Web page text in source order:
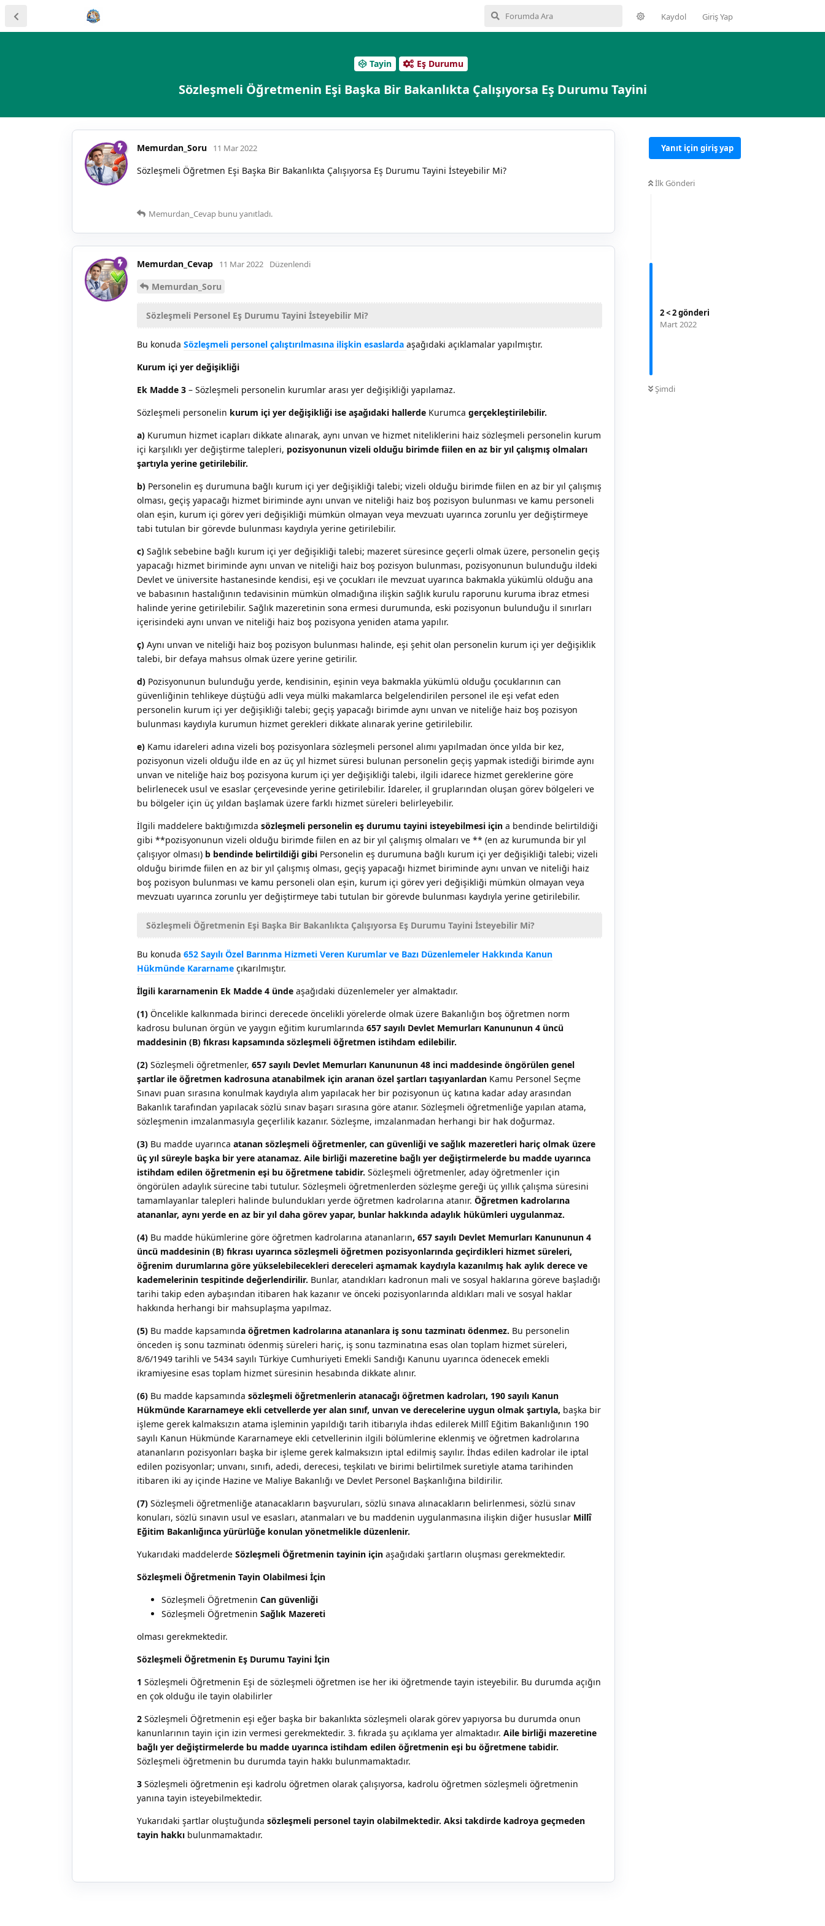
Kaydol Giriş Yap
Tayin Eş Durumu
Sözleşmeli Öğretmenin Eşi Başka Bir Bakanlıkta Çalışıyorsa Eş Durumu Tayini
Yanıt için giriş yap
İlk Gönderi
2<2gönderi
Mart 2022
Şimdi
Memurdan_Soru 11 Mar 2022
Sözleşmeli Öğretmen Eşi Başka Bir Bakanlıkta Çalışıyorsa Eş Durumu Tayini İsteyebilir Mi?
Memurdan_Cevap bunu yanıtladı.
Memurdan_Cevap 11 Mar 2022 Düzenlendi
Memurdan_Soru
Sözleşmeli Personel Eş Durumu Tayini İsteyebilir Mi?
Bu konuda Sözleşmeli personel çalıştırılmasına ilişkin esaslarda aşağıdaki açıklamalar yapılmıştır.
Kurum içi yer değişikliği
Ek Madde 3 – Sözleşmeli personelin kurumlar arası yer değişikliği yapılamaz.
Sözleşmeli personelin kurum içi yer değişikliği ise aşağıdaki hallerde Kurumca gerçekleştirilebilir.
a) Kurumun hizmet icapları dikkate alınarak, aynı unvan ve hizmet niteliklerini haiz sözleşmeli personelin kurum
içi karşılıklı yer değiştirme talepleri, pozisyonunun vizeli olduğu birimde fiilen en az bir yıl çalışmış olmaları
şartıyla yerine getirilebilir.
b) Personelin eş durumuna bağlı kurum içi yer değişikliği talebi; vizeli olduğu birimde fiilen en az bir yıl çalışmış
olması, geçiş yapacağı hizmet biriminde aynı unvan ve niteliği haiz boş pozisyon bulunması ve kamu personeli
olan eşin, kurum içi görev yeri değişikliği mümkün olmayan veya mevzuatı uyarınca zorunlu yer değiştirmeye
tabi tutulan bir görevde bulunması kaydıyla yerine getirilebilir.
c) Sağlık sebebine bağlı kurum içi yer değişikliği talebi; mazeret süresince geçerli olmak üzere, personelin geçiş
yapacağı hizmet biriminde aynı unvan ve niteliği haiz boş pozisyon bulunması, pozisyonunun bulunduğu ildeki
Devlet ve üniversite hastanesinde kendisi, eşi ve çocukları ile mevzuat uyarınca bakmakla yükümlü olduğu ana
ve babasının hastalığının tedavisinin mümkün olmadığına ilişkin sağlık kurulu raporunu kuruma ibraz etmesi
halinde yerine getirilebilir. Sağlık mazeretinin sona ermesi durumunda, eski pozisyonun bulunduğu il sınırları
içerisindeki aynı unvan ve niteliği haiz boş pozisyona yeniden atama yapılır.
ç) Aynı unvan ve niteliği haiz boş pozisyon bulunması halinde, eşi şehit olan personelin kurum içi yer değişiklik
talebi, bir defaya mahsus olmak üzere yerine getirilir.
d) Pozisyonunun bulunduğu yerde, kendisinin, eşinin veya bakmakla yükümlü olduğu çocuklarının can
güvenliğinin tehlikeye düştüğü adli veya mülki makamlarca belgelendirilen personel ile eşi vefat eden
personelin kurum içi yer değişikliği talebi; geçiş yapacağı birimde aynı unvan ve niteliğe haiz boş pozisyon
bulunması kaydıyla kurumun hizmet gerekleri dikkate alınarak yerine getirilebilir.
e) Kamu idareleri adına vizeli boş pozisyonlara sözleşmeli personel alımı yapılmadan önce yılda bir kez,
pozisyonun vizeli olduğu ilde en az üç yıl hizmet süresi bulunan personelin geçiş yapmak istediği birimde aynı
unvan ve niteliğe haiz boş pozisyona kurum içi yer değişikliği talebi, ilgili idarece hizmet gereklerine göre
belirlenecek usul ve esaslar çerçevesinde yerine getirilebilir. İdareler, il gruplarından oluşan görev bölgeleri ve
bu bölgeler için üç yıldan başlamak üzere farklı hizmet süreleri belirleyebilir.
İlgili maddelere baktığımızda sözleşmeli personelin eş durumu tayini isteyebilmesi için a bendinde belirtildiği
gibi **pozisyonunun vizeli olduğu birimde fiilen en az bir yıl çalışmış olmaları ve ** (en az kurumunda bir yıl
çalışıyor olması) b bendinde belirtildiği gibi Personelin eş durumuna bağlı kurum içi yer değişikliği talebi; vizeli
olduğu birimde fiilen en az bir yıl çalışmış olması, geçiş yapacağı hizmet biriminde aynı unvan ve niteliği haiz
boş pozisyon bulunması ve kamu personeli olan eşin, kurum içi görev yeri değişikliği mümkün olmayan veya
mevzuatı uyarınca zorunlu yer değiştirmeye tabi tutulan bir görevde bulunması kaydıyla yerine getirilebilir.
Sözleşmeli Öğretmenin Eşi Başka Bir Bakanlıkta Çalışıyorsa Eş Durumu Tayini İsteyebilir Mi?
Bu konuda 652 Sayılı Özel Barınma Hizmeti Veren Kurumlar ve Bazı Düzenlemeler Hakkında Kanun
Hükmünde Kararname çıkarılmıştır.
İlgili kararnamenin Ek Madde 4 ünde aşağıdaki düzenlemeler yer almaktadır.
(1) Öncelikle kalkınmada birinci derecede öncelikli yörelerde olmak üzere Bakanlığın boş öğretmen norm
kadrosu bulunan örgün ve yaygın eğitim kurumlarında 657 sayılı Devlet Memurları Kanununun 4 üncü
maddesinin (B) fıkrası kapsamında sözleşmeli öğretmen istihdam edilebilir.
(2) Sözleşmeli öğretmenler, 657 sayılı Devlet Memurları Kanununun 48 inci maddesinde öngörülen genel
şartlar ile öğretmen kadrosuna atanabilmek için aranan özel şartları taşıyanlardan Kamu Personel Seçme
Sınavı puan sırasına konulmak kaydıyla alım yapılacak her bir pozisyonun üç katına kadar aday arasından
Bakanlık tarafından yapılacak sözlü sınav başarı sırasına göre atanır. Sözleşmeli öğretmenliğe yapılan atama,
sözleşmenin imzalanmasıyla geçerlilik kazanır. Sözleşme, imzalanmadan herhangi bir hak doğurmaz.
(3) Bu madde uyarınca atanan sözleşmeli öğretmenler, can güvenliği ve sağlık mazeretleri hariç olmak üzere
üç yıl süreyle başka bir yere atanamaz. Aile birliği mazeretine bağlı yer değiştirmelerde bu madde uyarınca
istihdam edilen öğretmenin eşi bu öğretmene tabidir. Sözleşmeli öğretmenler, aday öğretmenler için
öngörülen adaylık sürecine tabi tutulur. Sözleşmeli öğretmenlerden sözleşme gereği üç yıllık çalışma süresini
tamamlayanlar talepleri halinde bulundukları yerde öğretmen kadrolarına atanır. Öğretmen kadrolarına
atananlar, aynı yerde en az bir yıl daha görev yapar, bunlar hakkında adaylık hükümleri uygulanmaz.
(4) Bu madde hükümlerine göre öğretmen kadrolarına atananların, 657 sayılı Devlet Memurları Kanununun 4
üncü maddesinin (B) fıkrası uyarınca sözleşmeli öğretmen pozisyonlarında geçirdikleri hizmet süreleri,
öğrenim durumlarına göre yükselebilecekleri dereceleri aşmamak kaydıyla kazanılmış hak aylık derece ve
kademelerinin tespitinde değerlendirilir. Bunlar, atandıkları kadronun mali ve sosyal haklarına göreve başladığı
tarihi takip eden aybaşından itibaren hak kazanır ve önceki pozisyonlarında aldıkları mali ve sosyal haklar
hakkında herhangi bir mahsuplaşma yapılmaz.
(5) Bu madde kapsamında öğretmen kadrolarına atananlara iş sonu tazminatı ödenmez. Bu personelin
önceden iş sonu tazminatı ödenmiş süreleri hariç, iş sonu tazminatına esas olan toplam hizmet süreleri,
8/6/1949 tarihli ve 5434 sayılı Türkiye Cumhuriyeti Emekli Sandığı Kanunu uyarınca ödenecek emekli
ikramiyesine esas toplam hizmet süresinin hesabında dikkate alınır.
(6) Bu madde kapsamında sözleşmeli öğretmenlerin atanacağı öğretmen kadroları, 190 sayılı Kanun
Hükmünde Kararnameye ekli cetvellerde yer alan sınıf, unvan ve derecelerine uygun olmak şartıyla, başka bir
işleme gerek kalmaksızın atama işleminin yapıldığı tarih itibarıyla ihdas edilerek Millî Eğitim Bakanlığının 190
sayılı Kanun Hükmünde Kararnameye ekli cetvellerinin ilgili bölümlerine eklenmiş ve öğretmen kadrolarına
atananların pozisyonları başka bir işleme gerek kalmaksızın iptal edilmiş sayılır. İhdas edilen kadrolar ile iptal
edilen pozisyonlar; unvanı, sınıfı, adedi, derecesi, teşkilatı ve birimi belirtilmek suretiyle atama tarihinden
itibaren iki ay içinde Hazine ve Maliye Bakanlığı ve Devlet Personel Başkanlığına bildirilir.
(7) Sözleşmeli öğretmenliğe atanacakların başvuruları, sözlü sınava alınacakların belirlenmesi, sözlü sınav
konuları, sözlü sınavın usul ve esasları, atanmaları ve bu maddenin uygulanmasına ilişkin diğer hususlar Millî
Eğitim Bakanlığınca yürürlüğe konulan yönetmelikle düzenlenir.
Yukarıdaki maddelerde Sözleşmeli Öğretmenin tayinin için aşağıdaki şartların oluşması gerekmektedir.
Sözleşmeli Öğretmenin Tayin Olabilmesi İçin
Sözleşmeli Öğretmenin Can güvenliği
Sözleşmeli Öğretmenin Sağlık Mazereti
olması gerekmektedir.
Sözleşmeli Öğretmenin Eş Durumu Tayini İçin
1 Sözleşmeli Öğretmenin Eşi de sözleşmeli öğretmen ise her iki öğretmende tayin isteyebilir. Bu durumda açığın
en çok olduğu ile tayin olabilirler
2 Sözleşmeli Öğretmenin eşi eğer başka bir bakanlıkta sözleşmeli olarak görev yapıyorsa bu durumda onun
kanunlarının tayin için izin vermesi gerekmektedir. 3. fıkrada şu açıklama yer almaktadır. Aile birliği mazeretine
bağlı yer değiştirmelerde bu madde uyarınca istihdam edilen öğretmenin eşi bu öğretmene tabidir.
Sözleşmeli öğretmenin bu durumda tayin hakkı bulunmamaktadır.
3 Sözleşmeli öğretmenin eşi kadrolu öğretmen olarak çalışıyorsa, kadrolu öğretmen sözleşmeli öğretmenin
yanına tayin isteyebilmektedir.
Yukarıdaki şartlar oluştuğunda sözleşmeli personel tayin olabilmektedir. Aksi takdirde kadroya geçmeden
tayin hakkı bulunmamaktadır.